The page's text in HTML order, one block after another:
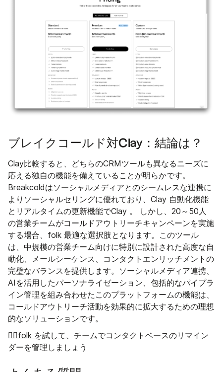
ブレイクコールド対Clay：結論は？
Clay比較すると、どちらのCRMツールも異なるニーズに
応える独自の機能を備えていることが明らかです。
Breakcoldはソーシャルメディアとのシームレスな連携に
よりソーシャルセリングに優れており、Clay 自動化機能
とリアルタイムの更新機能でClay 。 しかし、20～50人
の営業チームがコールドアウトリーチキャンペーンを実施
する場合、folk 最適な選択肢となります。このツール
は、中規模の営業チーム向けに特別に設計された高度な自
動化、メールシーケンス、コンタクトエンリッチメントの
完璧なバランスを提供します。ソーシャルメディア連携、
AIを活用したパーソナライゼーション、包括的なパイプラ
イン管理を組み合わせたこのプラットフォームの機能は、
コールドアウトリーチ活動を効果的に拡大するための理想
的なソリューションです。
👉🏼folk を試して 、チームでコンタクトベースのリマイン
ダーを管理しましょう